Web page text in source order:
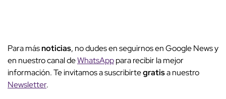
Para másnoticias, no dudes en seguirnos en Google News y
en nuestro canal deWhatsApppara recibir la mejor
información. Te invitamos a suscribirtegratisa nuestro
Newsletter.